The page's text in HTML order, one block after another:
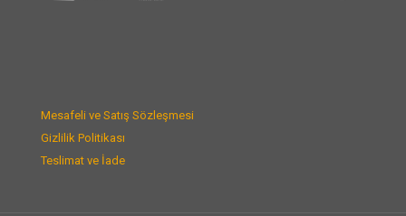
Mesafeli ve Satış Sözleşmesi
Gizlilik Politikası
Teslimat ve İade